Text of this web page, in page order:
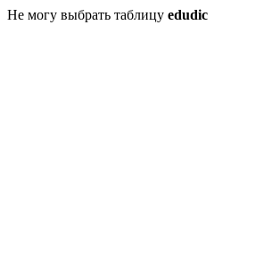
Не могу выбрать таблицу edudic